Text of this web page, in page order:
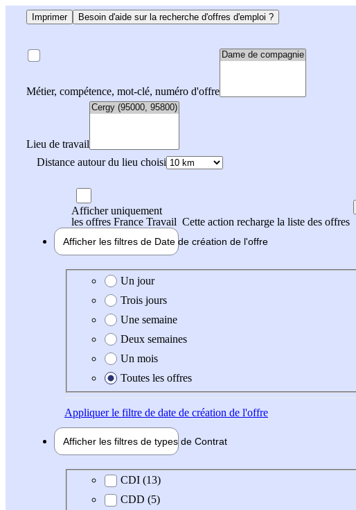
Imprimer Besoin d'aide sur la recherche d'offres d'emploi ?
Métier, compétence, mot-clé, numéro d'offre
Lieu de travail
Distance autour du lieu choisi
Afficher uniquement
les offres France Travail Cette action recharge la liste des offres
Afficher les filtres de Date de création de l'offre
Date de création de l'offre
Un jour
Trois jours
Une semaine
Deux semaines
Un mois
Toutes les offres
Appliquerle filtre de date de création de l'offre
Afficher les filtres de types de Contrat
Type de contratCDI (13)
CDD (5)